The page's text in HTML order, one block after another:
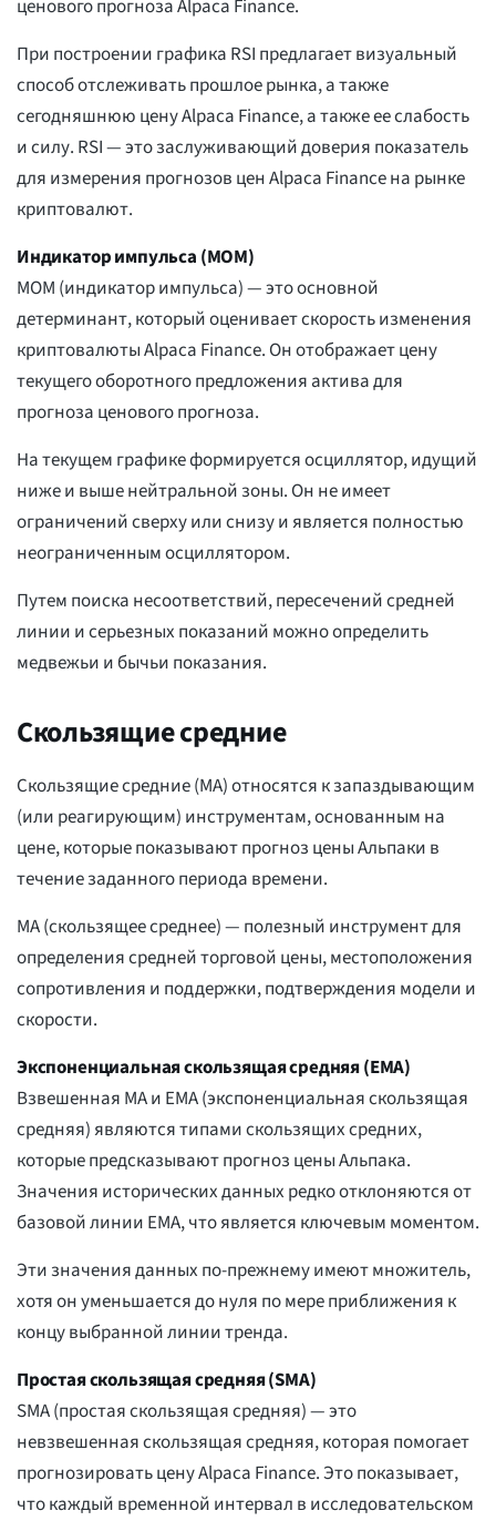
ценового прогноза Alpaca Finance.
При построении графика RSI предлагает визуальный
способ отслеживать прошлое рынка, а также
сегодняшнюю цену Alpaca Finance, а также ее слабость
и силу. RSI — это заслуживающий доверия показатель
для измерения прогнозов цен Alpaca Finance на рынке
криптовалют.
Индикатор импульса (MOM)
MOM (индикатор импульса) — это основной
детерминант, который оценивает скорость изменения
криптовалюты Alpaca Finance. Он отображает цену
текущего оборотного предложения актива для
прогноза ценового прогноза.
На текущем графике формируется осциллятор, идущий
ниже и выше нейтральной зоны. Он не имеет
ограничений сверху или снизу и является полностью
неограниченным осциллятором.
Путем поиска несоответствий, пересечений средней
линии и серьезных показаний можно определить
медвежьи и бычьи показания.
Скользящие средние
Скользящие средние (MA) относятся к запаздывающим
(или реагирующим) инструментам, основанным на
цене, которые показывают прогноз цены Альпаки в
течение заданного периода времени.
MA (скользящее среднее) — полезный инструмент для
определения средней торговой цены, местоположения
сопротивления и поддержки, подтверждения модели и
скорости.
Экспоненциальная скользящая средняя (EMA)
Взвешенная MA и EMA (экспоненциальная скользящая
средняя) являются типами скользящих средних,
которые предсказывают прогноз цены Альпака.
Значения исторических данных редко отклоняются от
базовой линии EMA, что является ключевым моментом.
Эти значения данных по-прежнему имеют множитель,
хотя он уменьшается до нуля по мере приближения к
концу выбранной линии тренда.
Простая скользящая средняя (SMA)
SMA (простая скользящая средняя) — это
невзвешенная скользящая средняя, которая помогает
прогнозировать цену Alpaca Finance. Это показывает,
что каждый временной интервал в исследовательском